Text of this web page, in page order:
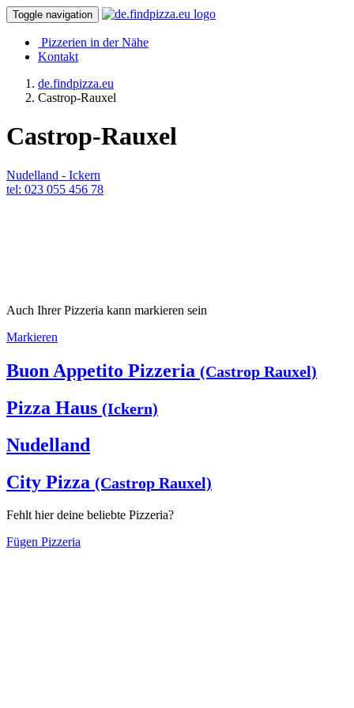
Toggle navigation
Pizzerien in der Nähe
Kontakt
de.findpizza.eu
Castrop-Rauxel
Castrop-Rauxel
Nudelland - Ickern
tel: 023 055 456 78
Auch Ihrer Pizzeria kann markieren sein
Markieren
Buon Appetito Pizzeria (Castrop Rauxel)
Pizza Haus (Ickern)
Nudelland
City Pizza (Castrop Rauxel)
Fehlt hier deine beliebte Pizzeria?
Fügen Pizzeria